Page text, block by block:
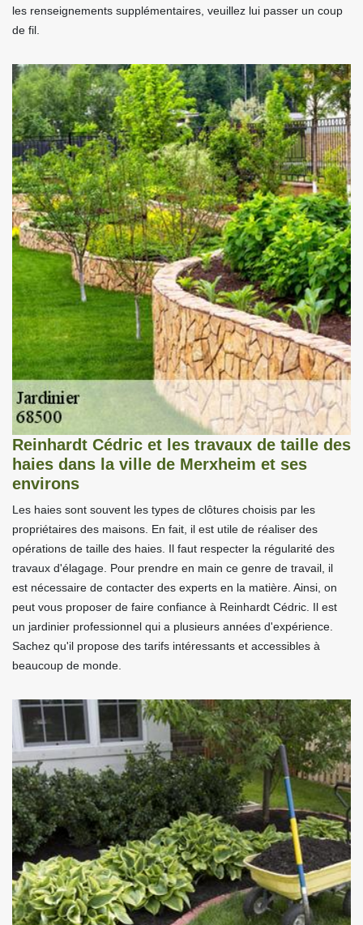
les renseignements supplémentaires, veuillez lui passer un coup
de fil.
Reinhardt Cédric et les travaux de taille des
haies dans la ville de Merxheim et ses
environs
Les haies sont souvent les types de clôtures choisis par les
propriétaires des maisons. En fait, il est utile de réaliser des
opérations de taille des haies. Il faut respecter la régularité des
travaux d'élagage. Pour prendre en main ce genre de travail, il
est nécessaire de contacter des experts en la matière. Ainsi, on
peut vous proposer de faire confiance à Reinhardt Cédric. Il est
un jardinier professionnel qui a plusieurs années d'expérience.
Sachez qu'il propose des tarifs intéressants et accessibles à
beaucoup de monde.